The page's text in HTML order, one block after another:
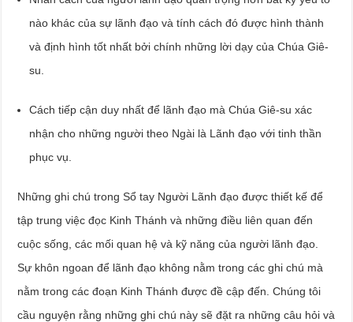
nào khác của sự lãnh đạo và tính cách đó được hình thành
và định hình tốt nhất bởi chính những lời dạy của Chúa Giê-
su.
Cách tiếp cận duy nhất để lãnh đạo mà Chúa Giê-su xác
nhận cho những người theo Ngài là Lãnh đạo với tinh thần
phục vụ.
Những ghi chú trong Sổ tay Người Lãnh đạo được thiết kế để
tập trung việc đọc Kinh Thánh và những điều liên quan đến
cuộc sống, các mối quan hệ và kỹ năng của người lãnh đạo.
Sự khôn ngoan để lãnh đạo không nằm trong các ghi chú mà
nằm trong các đoạn Kinh Thánh được đề cập đến. Chúng tôi
cầu nguyện rằng những ghi chú này sẽ đặt ra những câu hỏi và